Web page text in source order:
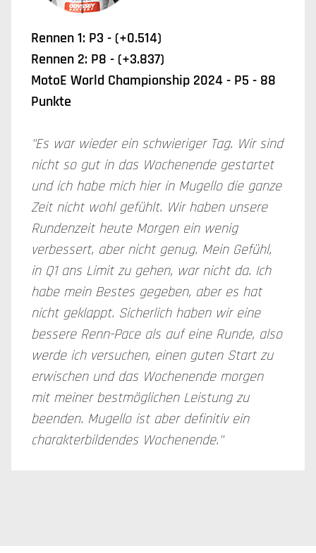
Rennen 1: P3 - (+0.514)
Rennen 2: P8 - (+3.837)
MotoE World Championship 2024 - P5 - 88
Punkte
"Es war wieder ein schwieriger Tag. Wir sind
nicht so gut in das Wochenende gestartet
und ich habe mich hier in Mugello die ganze
Zeit nicht wohl gefühlt. Wir haben unsere
Rundenzeit heute Morgen ein wenig
verbessert, aber nicht genug. Mein Gefühl,
in Q1 ans Limit zu gehen, war nicht da. Ich
habe mein Bestes gegeben, aber es hat
nicht geklappt. Sicherlich haben wir eine
bessere Renn-Pace als auf eine Runde, also
werde ich versuchen, einen guten Start zu
erwischen und das Wochenende morgen
mit meiner bestmöglichen Leistung zu
beenden. Mugello ist aber definitiv ein
charakterbildendes Wochenende."